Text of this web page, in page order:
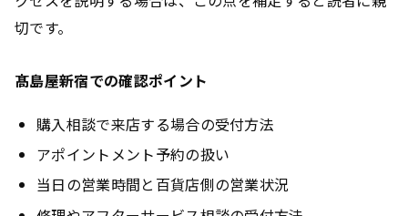
切です。
髙島屋新宿での確認ポイント
購入相談で来店する場合の受付方法
アポイントメント予約の扱い
当日の営業時間と百貨店側の営業状況